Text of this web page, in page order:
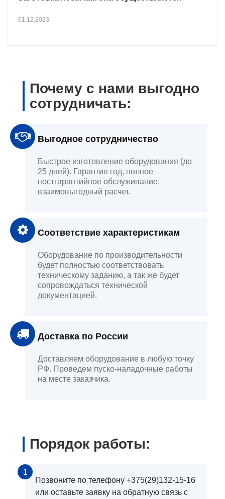
01.12.2023
Почему с нами выгодно
сотрудничать:
Выгодное сотрудничество
Быстрое изготовление оборудования (до
25 дней). Гарантия год, полное
постгарантийное обслуживание,
взаимовыгодный расчет.
Соответствие характеристикам
Оборудование по производительности
будет полностью соответствовать
техническому заданию, а так же будет
сопровождаться технической
документацией.
Доставка по России
Доставляем оборудование в любую точку
РФ. Проведем пуско-наладочные работы
на месте заказчика.
Порядок работы:
1
Позвоните по телефону +375(29)132-15-16
или оставьте заявку на обратную связь с